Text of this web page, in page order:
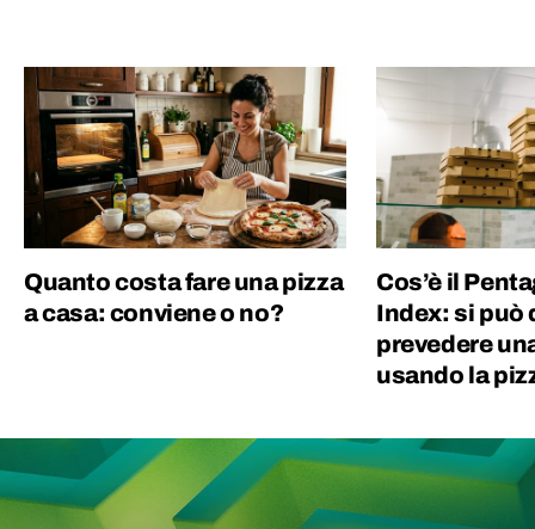
Quanto costa fare una pizza
a casa: conviene o no?
Cos’è il
Index: si può
prevedere
usando la